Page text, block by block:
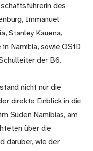
des
Immanuel
Stanley Kauena,
in Namibia, sowie OStD
der B6.
nicht nur die
direkte Einblick in die
Süden Namibias, am
über die
darüber, wie der